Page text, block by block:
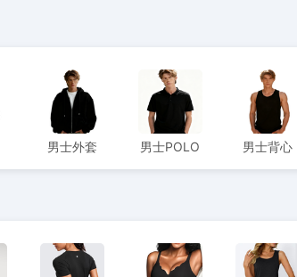
男士外套 男士POLO 男士背心